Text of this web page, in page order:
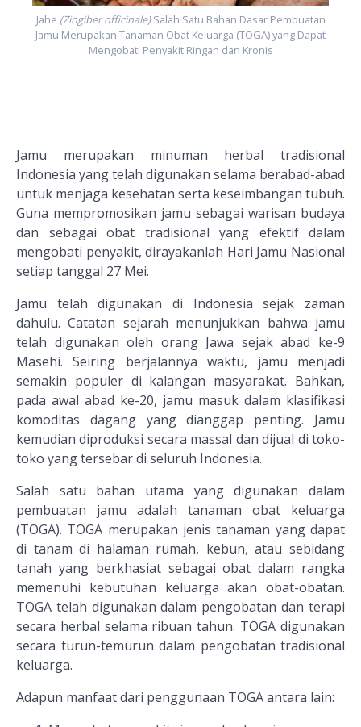
Jahe (Zingiber officinale)Salah Satu Bahan Dasar Pembuatan
Jamu Merupakan Tanaman Obat Keluarga (TOGA) yang Dapat
Mengobati Penyakit Ringan dan Kronis
Jamu merupakan minuman herbal tradisional
Indonesia yang telah digunakan selama berabad-abad
untuk menjaga kesehatan serta keseimbangan tubuh.
Guna mempromosikan jamu sebagai warisan budaya
dan sebagai obat tradisional yang efektif dalam
mengobati penyakit, dirayakanlah Hari Jamu Nasional
setiap tanggal 27 Mei.
Jamu telah digunakan di Indonesia sejak zaman
dahulu. Catatan sejarah menunjukkan bahwa jamu
telah digunakan oleh orang Jawa sejak abad ke-9
Masehi. Seiring berjalannya waktu, jamu menjadi
semakin populer di kalangan masyarakat. Bahkan,
pada awal abad ke-20, jamu masuk dalam klasifikasi
komoditas dagang yang dianggap penting. Jamu
kemudian diproduksi secara massal dan dijual di toko-
toko yang tersebar di seluruh Indonesia.
Salah satu bahan utama yang digunakan dalam
pembuatan jamu adalah tanaman obat keluarga
(TOGA). TOGA merupakan jenis tanaman yang dapat
di tanam di halaman rumah, kebun, atau sebidang
tanah yang berkhasiat sebagai obat dalam rangka
memenuhi kebutuhan keluarga akan obat-obatan.
TOGA telah digunakan dalam pengobatan dan terapi
secara herbal selama ribuan tahun. TOGA digunakan
secara turun-temurun dalam pengobatan tradisional
keluarga.
Adapun manfaat dari penggunaan TOGA antara lain: